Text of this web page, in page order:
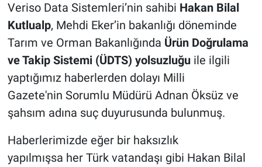
Veriso Data Sistemleri’nin sahibi Hakan Bilal
Kutlualp, Mehdi Eker’in bakanlığı döneminde
Tarım ve Orman Bakanlığında Ürün Doğrulama
ve Takip Sistemi (ÜDTS) yolsuzluğuile ilgili
yaptığımız haberlerden dolayı Milli
Gazete'nin Sorumlu Müdürü Adnan Öksüz ve
şahsım adına suç duyurusunda bulunmuş.
Haberlerimizde eğer bir haksızlık
yapılmışsa her Türk vatandaşı gibi Hakan Bilal